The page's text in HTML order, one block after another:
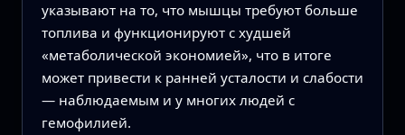
указывают на то, что мышцы требуют больше
топлива и функционируют с худшей
«метаболической экономией», что в итоге
может привести к ранней усталости и слабости
— наблюдаемым и у многих людей с
гемофилией.